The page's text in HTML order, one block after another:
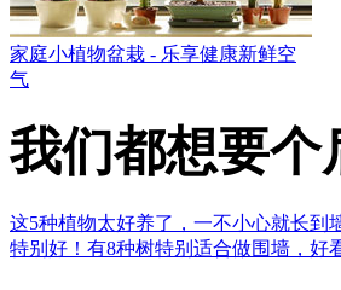
家庭小植物盆栽 - 乐享健康新鲜空
气
我们都想要个
这5种植物太好养了，一不小心就长到
特别好！ 有8种树特别适合做围墙，好